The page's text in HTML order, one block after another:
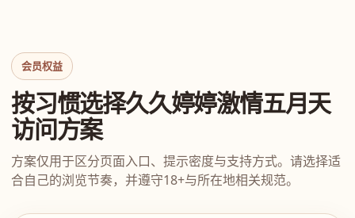
会员权益
按习惯选择久久婷婷激情五月天
访问方案
方案仅用于区分页面入口、提示密度与支持方式。请选择适
合自己的浏览节奏，并遵守18+与所在地相关规范。